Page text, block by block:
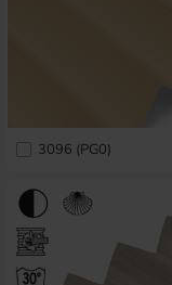
3096 (PG0)